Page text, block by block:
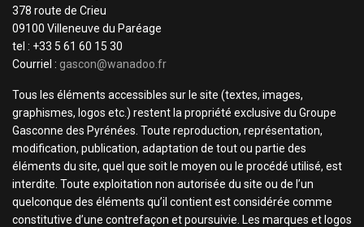
378 route de Crieu
09100 Villeneuve du Paréage
tel : +33 5 61 60 15 30
Courriel : gascon@wanadoo.fr
Tous les éléments accessibles sur le site (textes, images,
graphismes, logos etc.) restent la propriété exclusive du Groupe
Gasconne des Pyrénées. Toute reproduction, représentation,
modification, publication, adaptation de tout ou partie des
éléments du site, quel que soit le moyen ou le procédé utilisé, est
interdite. Toute exploitation non autorisée du site ou de l’un
quelconque des éléments qu’il contient est considérée comme
constitutive d’une contrefaçon et poursuivie. Les marques et logos